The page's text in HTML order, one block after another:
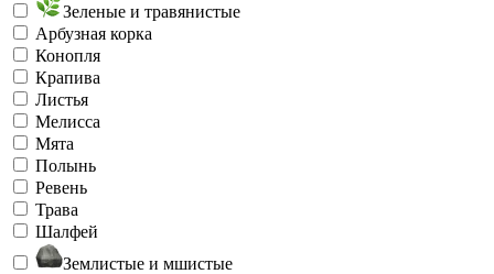
Зеленые и травянистые
Арбузная корка
Конопля
Крапива
Листья
Мелисса
Мята
Полынь
Ревень
Трава
Шалфей
Землистые и мшистые